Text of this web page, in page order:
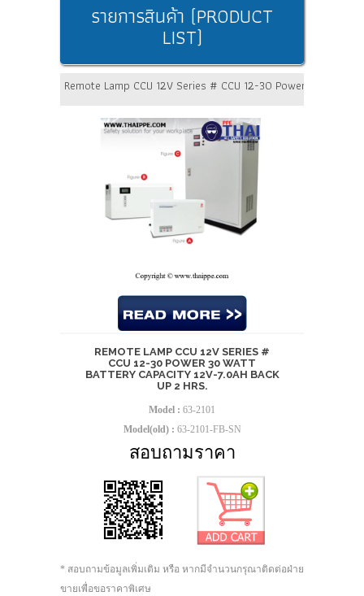
รายการสินค้า (PRODUCT
LIST)
Remote Lamp CCU 12V Series # CCU 12-30 Power 30 Watt
REMOTE LAMP CCU 12V SERIES #
CCU 12-30 POWER 30 WATT
BATTERY CAPACITY 12V-7.0AH BACK
UP 2 HRS.
Model : 63-2101
Model(old) : 63-2101-FB-SN
สอบถามราคา
* สอบถามข้อมูลเพิ่มเติม หรือ หากมีจำนวนกรุณาติดต่อฝ่าย
ขายเพื่อขอราคาพิเศษ